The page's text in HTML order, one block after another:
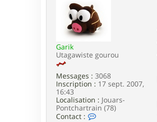
e
r
n
o
o
.
t
t
7
Garik
Utagawiste gourou
Messages : 3068
Inscription : 17 sept. 2007,
16:43
Localisation : Jouars-
Pontchartrain (78)
Contact :